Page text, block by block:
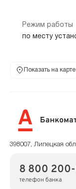
Режим работы
по месту
Показать на карте
398007, Липецкая
8 800
телефон банка